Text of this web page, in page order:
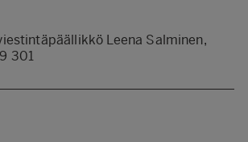
Leena Salminen,
301